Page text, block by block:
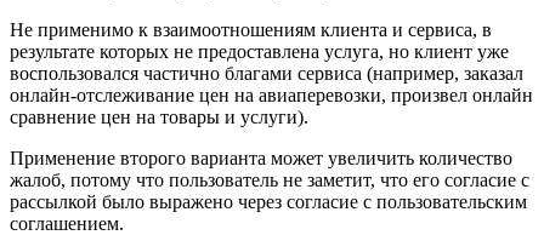
Не применимо к взаимоотношениям клиента и сервиса, в
результате которых не предоставлена услуга, но клиент уже
воспользовался частично благами сервиса (например, заказал
онлайн-отслеживание цен на авиаперевозки, произвел онлайн
сравнение цен на товары и услуги).
Применение второго варианта может увеличить количество
жалоб, потому что пользователь не заметит, что его согласие с
рассылкой было выражено через согласие с пользовательским
соглашением.